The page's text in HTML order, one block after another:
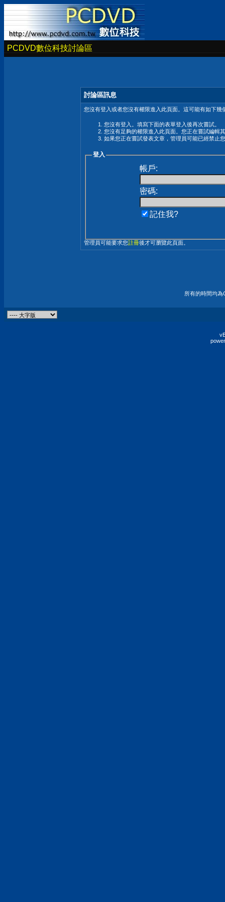
PCDVD數位科技討論區
討論區訊息
您沒有登入或者您沒有權限進入此頁面。這可能有如下幾
您沒有登入。填寫下面的表單登入後再次嘗試。
您沒有足夠的權限進入此頁面。您正在嘗試編輯
如果您正在嘗試發表文章，管理員可能已經禁止
登入
帳戶:
密碼:
記住我?
管理員可能要求您註冊後才可瀏覽此頁面。
所有的時間均為